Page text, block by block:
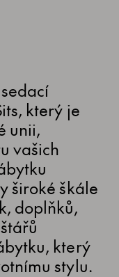
který je
unii,
vašich
široké škále
doplňků,
který
stylu.